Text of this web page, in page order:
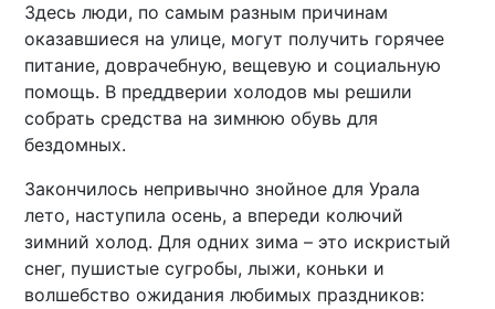
Здесь люди, по самым разным причинам
оказавшиеся на улице, могут получить горячее
питание, доврачебную, вещевую и социальную
помощь. В преддверии холодов мы решили
собрать средства на зимнюю обувь для
бездомных.
Закончилось непривычно знойное для Урала
лето, наступила осень, а впереди колючий
зимний холод. Для одних зима – это искристый
снег, пушистые сугробы, лыжи, коньки и
волшебство ожидания любимых праздников: